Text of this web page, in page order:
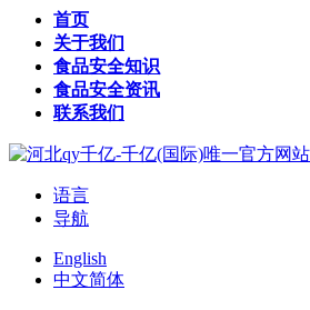
首页
关于我们
食品安全知识
食品安全资讯
联系我们
语言
导航
English
中文简体